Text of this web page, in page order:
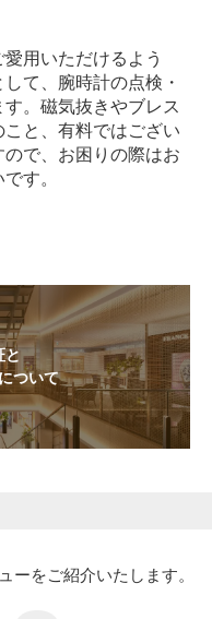
用いただけるよう
て、腕時計の点検・
。磁気抜きやブレス
と、有料ではござい
で、お困りの際はお
す。
と
ついて
ーをご紹介いたします。